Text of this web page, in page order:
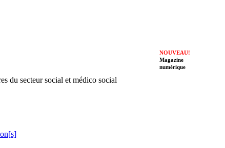
NOUVEAU!
Magazine
numérique
du secteur social et médico social